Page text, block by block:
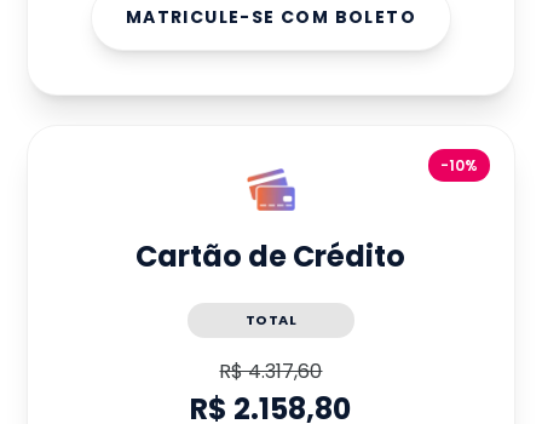
MATRICULE-SE COM BOLETO
-10%
Cartão de Crédito
TOTAL
R$ 4.317,60
R$ 2.158,80